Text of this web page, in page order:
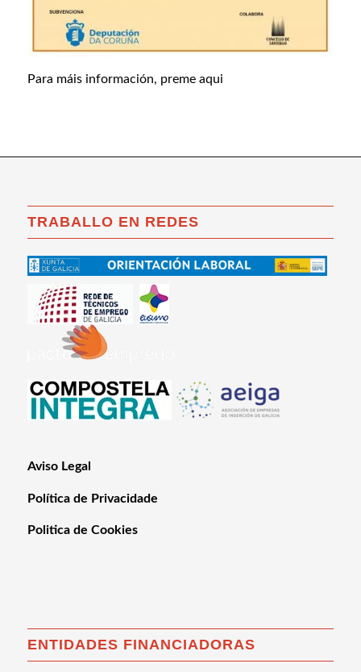
Para máis información, preme aqui
TRABALLO EN REDES
Aviso Legal
Política de Privacidade
Politica de Cookies
ENTIDADES FINANCIADORAS